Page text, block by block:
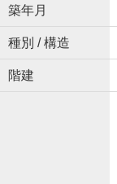
築年月
種別 / 構造
階建